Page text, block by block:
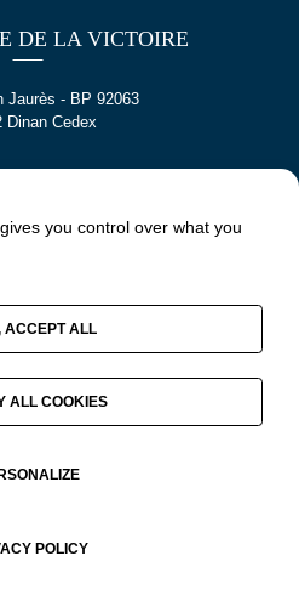
DE LA VICTOIRE
Jaurès - BP 92063
Dinan Cedex
you control over what you
ACCEPT ALL
ALL COOKIES
POLICY